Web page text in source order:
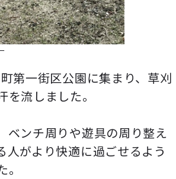
第一街区公園に集まり、草刈
を流しました。
ベンチ周りや遊具の周り整え
人がより快適に過ごせるよう